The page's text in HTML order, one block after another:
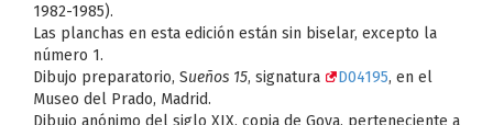
1982-1985).
Las planchas en esta edición están sin biselar, excepto la
número 1.
Dibujo preparatorio, Sueños 15, signatura D04195, en el
Museo del Prado, Madrid.
Dibujo anónimo del siglo XIX, copia de Goya, perteneciente a